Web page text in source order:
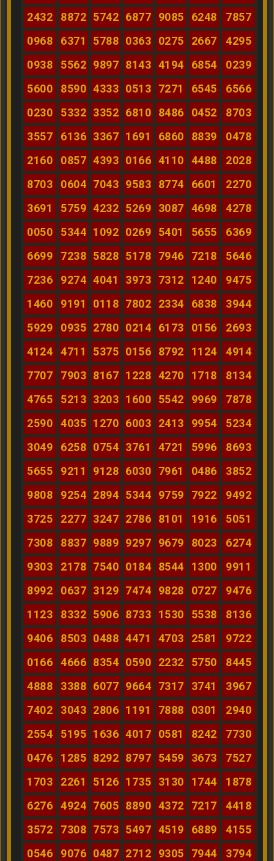
2432
8872 5742 6877 9085 6248
7857
0968
6371 5788 0363 0275 2667
4295
0938
5562 9897 8143 4194 6854
0239
5600
8590 4333 0513 7271 6545
6566
0230
5332 3352 6810 8486 0452
8703
3557
6136 3367 1691 6860 8839
0478
2160
0857 4393 0166 4110 4488
2028
8703
0604 7043 9583 8774 6601
2270
3691
5759 4232 5269 3087 4698
4278
0050
5344 1092 0269 5401 5655
6369
6699
7238 5828 5178 7946 7218
5646
7236
9274 4041 3973 7312 1240
9475
1460
9191 0118 7802 2334 6838
3944
5929
0935 2780 0214 6173 0156
2693
4124
4711 5375 0156 8792 1124
4914
7707
7903 8167 1228 4270 1718
8134
4765
5213 3203 1600 5542 9969
7878
2590
4035 1270 6003 2413 9954
5234
3049
6258 0754 3761 4721 5996
8693
5655
9211 9128 6030 7961 0486
3852
9808
9254 2894 5344 9759 7922
9492
3725
2277 3247 2786 8101 1916
5051
7308
8837 9889 9297 9679 8023
6274
9303
2178 7540 0184 8544 1300
9911
8992
0637 3129 7474 9828 0727
9476
1123
8332 5906 8733 1530 5538
8136
9406
8503 0488 4471 4703 2581
9722
0166
4666 8354 0590 2232 5750
8445
4888
3388 6077 9664 7317 3741
3967
7402
3043 2806 1191 7888 0301
2940
2554
5195 1636 4017 0581 8242
7730
0476
1285 8292 8797 5459 3673
7527
1703
2261 5126 1735 3130 1744
1878
6276
4924 7605 8890 4372 7217
4418
3572
7308 7573 5497 4519 6889
4155
0546
9076 0487 2712 9305 7944
3794